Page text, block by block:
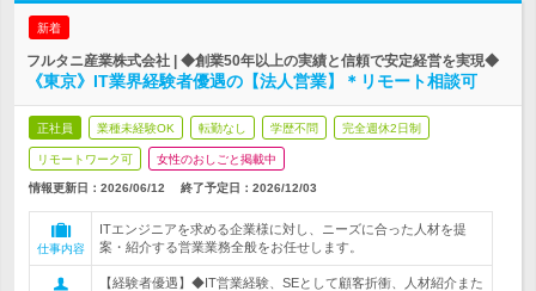
新着
フルタニ産業株式会社 | ◆創業50年以上の実績と信頼で安定経営を実現◆
《東京》IT業界経験者優遇の【法人営業】＊リモート相談可
正社員 業種未経験OK 転勤なし 学歴不問 完全週休2日制
リモートワーク可 女性のおしごと掲載中
情報更新日：2026/06/12 終了予定日： 2026/12/03
仕事内容
ITエンジニアを求める企業様に対し、ニーズに合った人材を提
案・紹介する営業業務全般をお任せします。
【経験者優遇】◆IT営業経験、SEとして顧客折衝、人材紹介また